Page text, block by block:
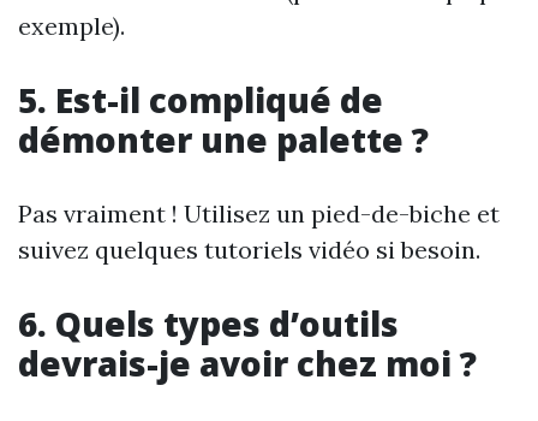
exemple).
5. Est-il compliqué de
démonter une palette ?
Pas vraiment ! Utilisez un pied-de-biche et
suivez quelques tutoriels vidéo si besoin.
6. Quels types d’outils
devrais-je avoir chez moi ?